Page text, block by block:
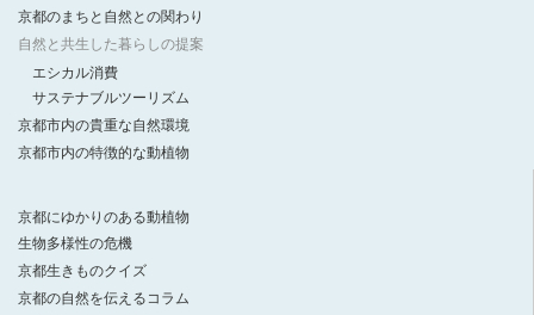
京都のまちと自然との関わり
自然と共生した暮らしの提案
エシカル消費
サステナブルツーリズム
京都市内の貴重な自然環境
京都市内の特徴的な動植物
京都にゆかりのある動植物
生物多様性の危機
京都生きものクイズ
京都の自然を伝えるコラム